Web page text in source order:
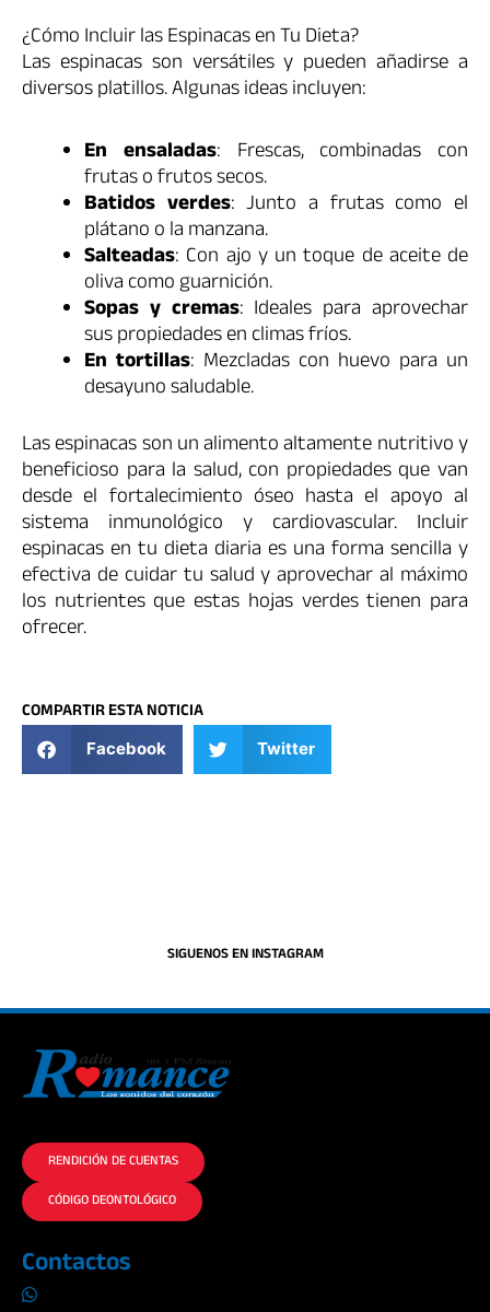
¿Cómo Incluir las Espinacas en Tu Dieta?
Las espinacas son versátiles y pueden añadirse a
diversos platillos. Algunas ideas incluyen:
En ensaladas: Frescas, combinadas con
frutas o frutos secos.
Batidos verdes: Junto a frutas como el
plátano o la manzana.
Salteadas: Con ajo y un toque de aceite de
oliva como guarnición.
Sopas y cremas: Ideales para aprovechar
sus propiedades en climas fríos.
En tortillas: Mezcladas con huevo para un
desayuno saludable.
Las espinacas son un alimento altamente nutritivo y
beneficioso para la salud, con propiedades que van
desde el fortalecimiento óseo hasta el apoyo al
sistema inmunológico y cardiovascular. Incluir
espinacas en tu dieta diaria es una forma sencilla y
efectiva de cuidar tu salud y aprovechar al máximo
los nutrientes que estas hojas verdes tienen para
ofrecer.
COMPARTIR ESTA NOTICIA
Facebook Twitter
SIGUENOS EN INSTAGRAM
RENDICIÓN DE CUENTAS
CÓDIGO DEONTOLÓGICO
Contactos